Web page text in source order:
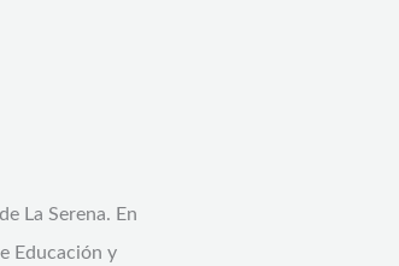
La Serena. En
Educación y